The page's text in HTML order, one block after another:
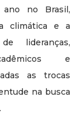
no Brasil,
climática e a
lideranças,
e
as trocas
na busca